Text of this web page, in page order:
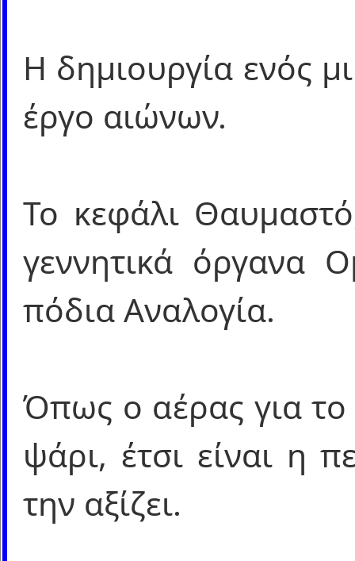
Η δημιουργία ενός
έργο αιώνων.
Το κεφάλι
γεννητικά όργανα
πόδια Αναλογία.
Όπως ο αέρας για
ψάρι, έτσι είναι η
την αξίζει.